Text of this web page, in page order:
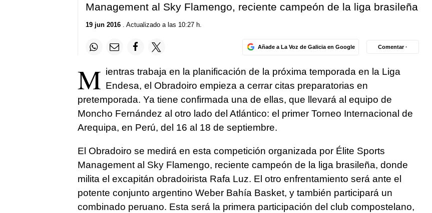
Management al Sky Flamengo, reciente campeón de la liga brasileña
19 jun 2016. Actualizado a las 10:27 h.
Añade a La Voz de Galicia en Google Comentar ·
M ientras trabaja en la planificación de la próxima temporada en la Liga
Endesa, el Obradoiro empieza a cerrar citas preparatorias en
pretemporada. Ya tiene confirmada una de ellas, que llevará al equipo de
Moncho Fernández al otro lado del Atlántico: el primer Torneo Internacional de
Arequipa, en Perú, del 16 al 18 de septiembre.
El Obradoiro se medirá en esta competición organizada por Élite Sports
Management al Sky Flamengo, reciente campeón de la liga brasileña, donde
milita el excapitán obradoirista Rafa Luz. El otro enfrentamiento será ante el
potente conjunto argentino Weber Bahía Basket, y también participará un
combinado peruano. Esta será la primera participación del club compostelano,